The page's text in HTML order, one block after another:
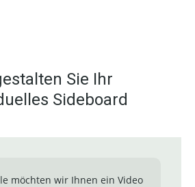
Sie Ihr
Sideboard
möchten wir Ihnen ein Video